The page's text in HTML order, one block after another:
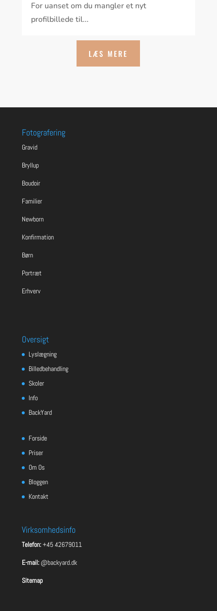
For uanset om du mangler et nyt
profilbillede til...
LÆS MERE
Fotografering
Gravid
Bryllup
Boudoir
Familier
Newborn
Konfirmation
Børn
Portræt
Erhverv
Oversigt
Lyslægning
Billedbehandling
Skoler
Info
BackYard
Forside
Priser
Om Os
Bloggen
Kontakt
Virksomhedsinfo
Telefon:+45 42679011
E-mail: @backyard.dk
Sitemap